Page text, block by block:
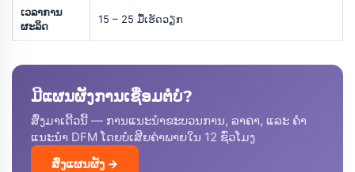
ເວລາການ
ຜະລິດ
15 – 25 ມື້ເຮັດວຽກ
ມີແຜນຜັງການເຊື່ອມຕໍ່ບໍ?
ສົ່ງມາເດີ້ວນີ້ — ການແນະນຳຂະບວນການ, ລາຄາ, ແລະ ຄຳ
ແນະນຳ DFM ໂດຍບໍ່ເສີຍຄ່າພາຍໃນ 12 ຊົ່ວໂມງ
ສົ່ງແຜນຜັງ →